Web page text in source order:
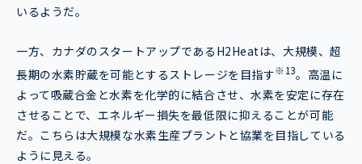
いるようだ。
一方、カナダのスタートアップであるH2Heatは、大規模、超
長期の水素貯蔵を可能とするストレージを目指す※13。高温に
よって吸蔵合金と水素を化学的に結合させ、水素を安定に存在
させることで、エネルギー損失を最低限に抑えることが可能
だ。こちらは大規模な水素生産プラントと協業を目指している
ように見える。